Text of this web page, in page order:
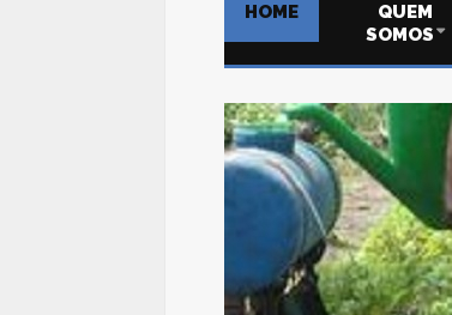
HOME
QUEM
SOMOS